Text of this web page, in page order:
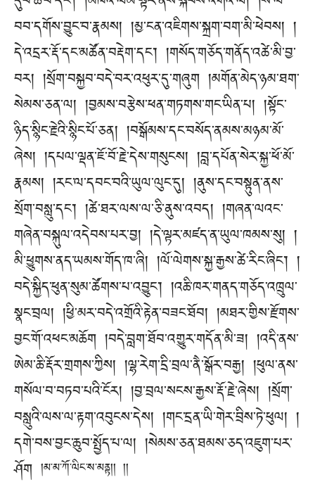
བབ་དགོས་བྱུང་བ་རྣམས། །མྱ་ངན་འཇིགས་སྐྲག་བག་མི་ཕེབས། །
དེ་འདྲར་རྡོ་དང་མཚོན་བརྡེག་དང༌། །གསོད་གཅོད་གནོད་འཚེ་མི་བྱ་
བར། །སྲོག་བསྐྱབ་བདེ་བར་འཕུར་དུ་གཞུག །མགོན་མེད་ཉམ་ཐག་
སེམས་ཅན་ལ། །བྱམས་བརྩེས་ཕན་གཏགས་གང་ཡིན་པ། །སྟོང་
ཉིད་སྙིང་རྗེའི་སྙིང་པོ་ཅན། །བསྒོམས་དང་བསོད་ནམས་མཉམ་མོ་
ཞེས། །དཔལ་ལྡན་ཇོ་བོ་རྗེ་དེས་གསུངས། །བླ་དཔོན་སེར་སྐྱ་ཕོ་མོ་
རྣམས། །རང་ལ་དབང་བའི་ཡུལ་ལུང་དུ། །ནུས་དང་བསྟུན་ནས་
སྲོག་བསླུ་དང༌། །ཚེ་ཐར་ལས་ལ་ཅི་ནུས་འབད། །གཞན་ལའང་
གཞེན་བསྐུལ་འདེབས་པར་བྱ། །དེ་ལྟར་མཛད་ན་ཡུལ་ཁམས་སུ། །
མི་ཕྱུགས་ནད་ཡམས་གོད་ཁ་ཞི། །ལོ་ལེགས་སྐྱ་རྒྱས་ཚེ་རིང་ཞིང༌། །
བདེ་སྐྱིད་ཕུན་སུམ་ཚོགས་པ་འབྱུང༌། །འཆི་ཁར་གནད་གཅོད་འཁྲུལ་
སྣང་བྲལ། །ཕྱི་མར་བདེ་འགྲོའི་རྟེན་བཟང་ཐོབ། །མཐར་གྱིས་རྫོགས་
བྱང་གོ་འཕང་མཆོག །བདེ་བླག་ཐོབ་འགྱུར་གདོན་མི་ཟ། །འདི་ནས་
ཨེམ་ཆི་རྡོར་གྲགས་ཀྱིས། །ལྷ་རེག་དྲི་བྲལ་ནཻ་སྒོར་བརྒྱ། །ཕུལ་ནས་
གསོལ་བ་བཏབ་པའི་ངོར། །བྱ་བྲལ་སངས་རྒྱས་རྡོ་རྗེ་ཞེས། །སྲོག་
བསླུའི་ལས་ལ་རྟག་འབུངས་དེས། །གང་དྲན་ཡི་གེར་བྲིས་ཏེ་ཕུལ། །
དགེ་བས་བྱང་ཆུབ་སྤྱོད་པ་ལ། །སེམས་ཅན་ཐམས་ཅད་འཇུག་པར་
ཤོག །མ་མ་ཀོ་ལིང་ས་མནྟ།། །།